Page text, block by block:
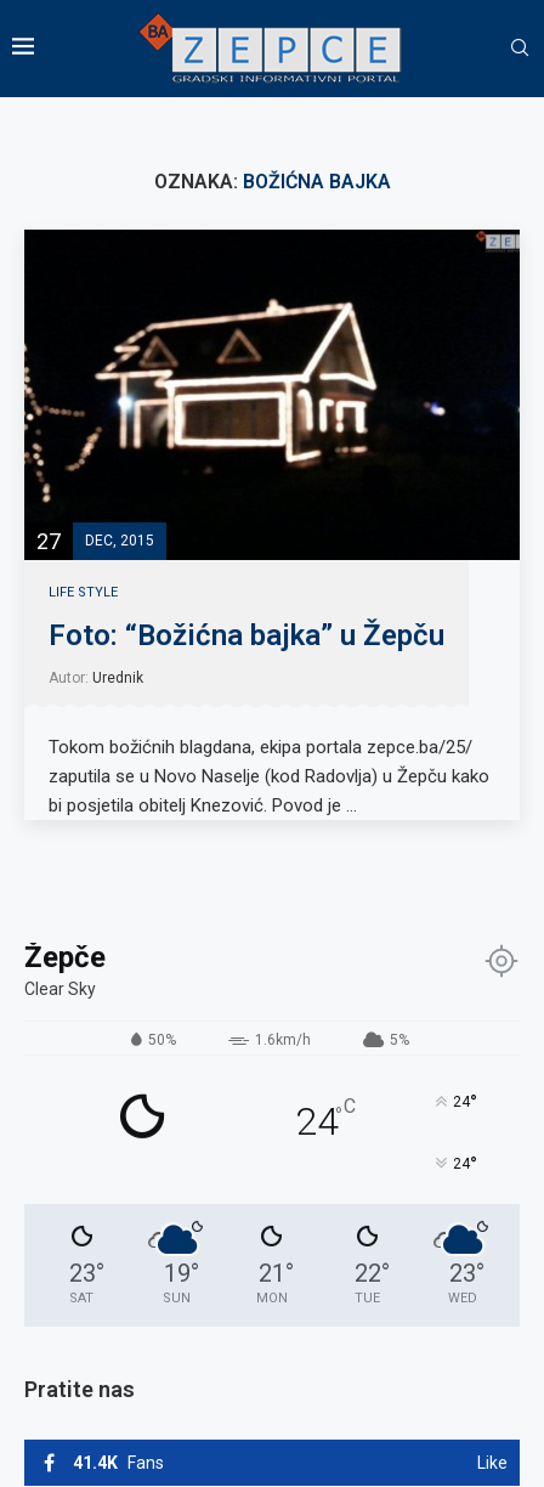
OZNAKA: BOŽIĆNA BAJKA
27 DEC, 2015
LIFE STYLE
Foto: “Božićna bajka” u Žepču
Autor: Urednik
Tokom božićnih blagdana, ekipa portala zepce.ba/25/
zaputila se u Novo Naselje (kod Radovlja) u Žepču kako
bi posjetila obitelj Knezović. Povod je …
Žepče
Clear Sky
50% 1.6km/h 5%
24°C 24°
24°
23°
SAT
19°
SUN
21 °
MON
22°
TUE
23°
WED
Pratite nas
41.4K Fans Like